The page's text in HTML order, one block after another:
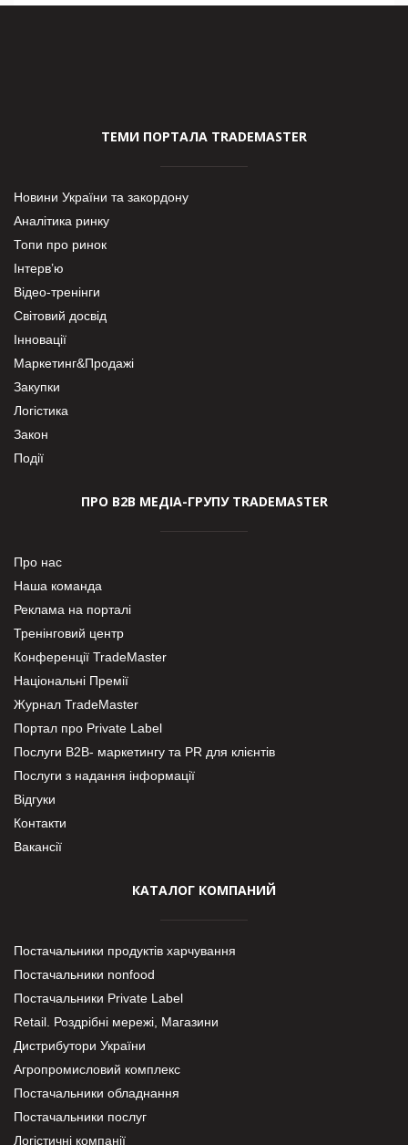
ТЕМИ ПОРТАЛА TRADEMASTER
Новини України та закордону
Аналітика ринку
Топи про ринок
Інтерв’ю
Відео-тренінги
Світовий досвід
Інновації
Маркетинг&Продажі
Закупки
Логістика
Закон
Події
ПРО В2В МЕДІА-ГРУПУ TRADEMASTER
Про нас
Наша команда
Реклама на порталі
Тренінговий центр
Конференції TradeMaster
Національні Премії
Журнал TradeMaster
Портал про Private Label
Послуги В2В- маркетингу та PR для клієнтів
Послуги з надання інформації
Відгуки
Контакти
Вакансії
КАТАЛОГ КОМПАНИЙ
Постачальники продуктів харчування
Постачальники nonfood
Постачальники Private Label
Retail. Роздрібні мережі, Магазини
Дистрибутори України
Агропромисловий комплекс
Постачальники обладнання
Постачальники послуг
Логістичні компанії